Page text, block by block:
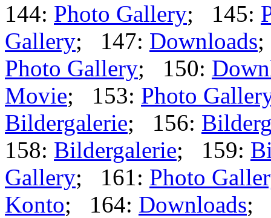
144: Photo Gallery; 145:
Gallery; 147: Downloads
Photo Gallery; 150:
Movie; 153: Photo
Bildergalerie; 156:
158: Bildergalerie; 159:
Gallery; 161: Photo
Konto; 164: Downloads;